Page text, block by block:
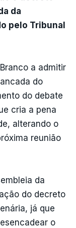
da
pelo Tribunal
a admitir
do
do debate
cria a pena
alterando o
reunião
da
do decreto
já que
o